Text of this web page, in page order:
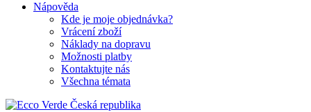
Nápověda
Kde je moje objednávka?
Vrácení zboží
Náklady na dopravu
Možnosti platby
Kontaktujte nás
Všechna témata